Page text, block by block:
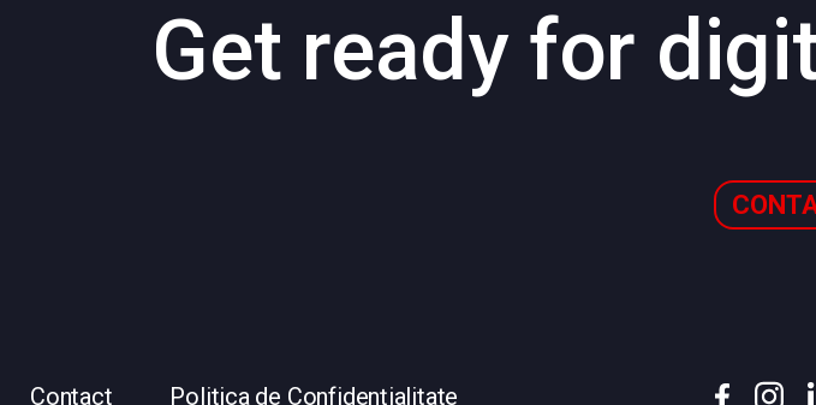
Get ready for
Contact Politica de Confidențialitate